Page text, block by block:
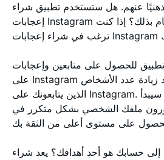
عنهم. هل ستستخدم تطبيق شراء
بذلك؟ إذا كنت
للحصول على متابعين وإعجابات
على Instagram أنت تفعل أكثر من مجرد زيادة عدد الأشخاص
الذين يتابعونك على Instagram. بالإضافة إلى ذلك، سيبدأ
ملفك الشخصي بشكل متكرر في
إلى حسابك هو أحد أهدافك؟ يعد شراء